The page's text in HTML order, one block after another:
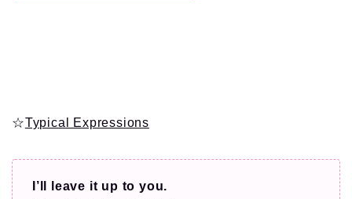
☆Typical Expressions
I’ll leave it up to you.